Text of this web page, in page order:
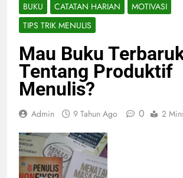
BUKU CATATAN HARIAN
MOTIVASI
TIPS TRIK MENULIS
Mau Buku
Tentang Produktif
Menulis?
Admin 9 Tahun Ago 0 2